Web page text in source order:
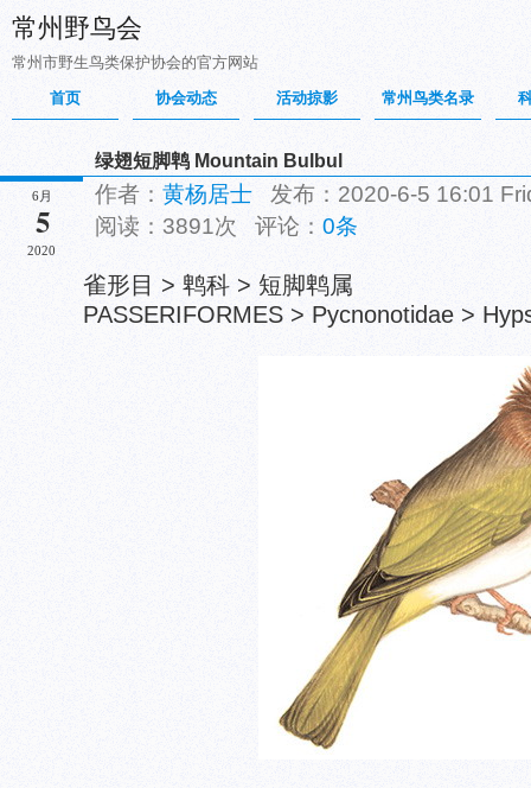
常州野鸟会
常州市野生鸟类保护协会的官方网站
首页
协会动态 活动掠影 常州鸟类名录
6月
5
2020
绿翅短脚鹎 Mountain Bulbul
作者： 黄杨居士 发布：2020-6-5 16:01
阅读：3891次 评论： 0条
雀形目 > 鹎科 > 短脚鹎属
PASSERIFORMES > Pycnonotidae >